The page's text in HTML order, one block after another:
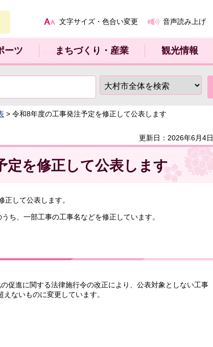
文字サイズ・色合い変更 音声読み上げ
ーツ まちづくり・産業 観光情報
> 令和8年度の工事発注予定を修正して公表します
更新日：2026年6月4日
定を修正して公表します
して公表します。
ち、一部工事の工事名などを修正しています。
促進に関する法律施行令の改正により、公表対象としない工事
ないものに変更しています。